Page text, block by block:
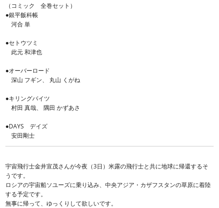
（コミック 全巻セット）
●銀平飯科帳
河合 単
●セトウツミ
此元 和津也
●オーバーロード
深山 フギン、 丸山 くがね
●キリングバイツ
村田 真哉、 隅田 かずあさ
●DAYS デイズ
安田剛士
宇宙飛行士金井宣茂さんが今夜（3日）米露の飛行士と共に地球に帰還するそ
うです。
ロシアの宇宙船ソユーズに乗り込み、中央アジア・カザフスタンの草原に着陸
する予定です。
無事に帰って、ゆっくりして欲しいです。